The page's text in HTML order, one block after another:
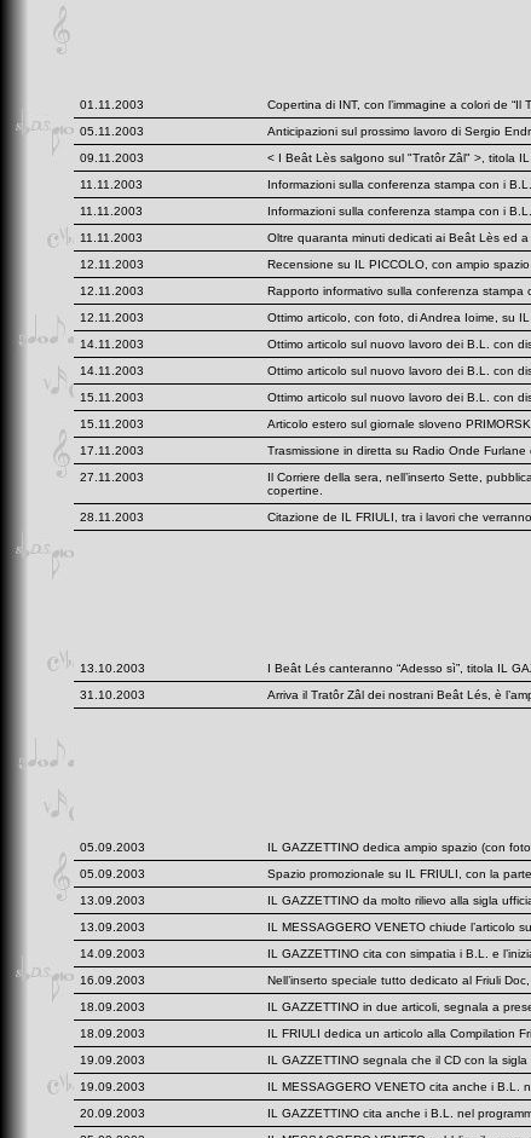
01.11.2003
Copertina di INT, con l’immagine a colori de
05.11.2003
Anticipazioni sul prossimo lavoro di Sergio
09.11.2003
< I Beât Lès salgono sul "Tratôr Zâl" >, titola
11.11.2003
Informazioni sulla conferenza stampa con i
11.11.2003
Informazioni sulla conferenza stampa con i
11.11.2003
Oltre quaranta minuti dedicati ai Beât Lès ed a
12.11.2003
Recensione su IL PICCOLO, con ampio
12.11.2003
Rapporto informativo sulla conferenza stampa
12.11.2003
Ottimo articolo, con foto, di Andrea Ioime, su
14.11.2003
Ottimo articolo sul nuovo lavoro dei B.L. con
14.11.2003
Ottimo articolo sul nuovo lavoro dei B.L. con
15.11.2003
Ottimo articolo sul nuovo lavoro dei B.L. con
15.11.2003
Articolo estero sul giornale sloveno
17.11.2003
Trasmissione in diretta su Radio Onde
27.11.2003
Il Corriere della sera, nell’inserto Sette,
copertine.
28.11.2003
Citazione de IL FRIULI, tra i lavori che
13.10.2003
I Beât Lés canteranno “Adesso sì”, titola IL
31.10.2003
Arriva il Tratôr Zâl dei nostrani Beât Lés, è
05.09.2003
IL GAZZETTINO dedica ampio spazio (con
05.09.2003
Spazio promozionale su IL FRIULI, con la
13.09.2003
IL GAZZETTINO da molto rilievo alla sigla
13.09.2003
IL MESSAGGERO VENETO chiude l’articolo
14.09.2003
IL GAZZETTINO cita con simpatia i B.L. e
16.09.2003
Nell’inserto speciale tutto dedicato al Friuli
18.09.2003
IL GAZZETTINO in due articoli, segnala a
18.09.2003
IL FRIULI dedica un articolo alla Compilation
19.09.2003
IL GAZZETTINO segnala che il CD con la
19.09.2003
IL MESSAGGERO VENETO cita anche i B.L.
20.09.2003
IL GAZZETTINO cita anche i B.L. nel